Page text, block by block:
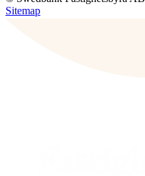
Sitemap